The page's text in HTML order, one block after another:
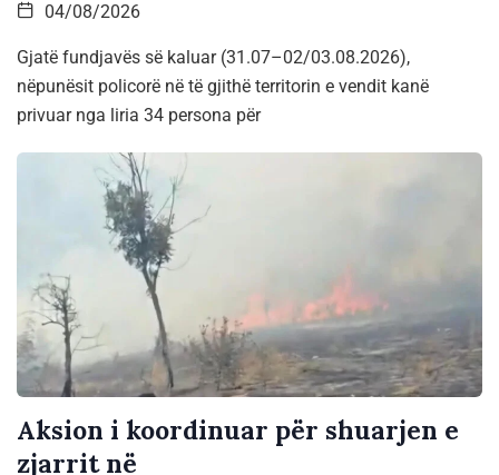
04/08/2026
Gjatë fundjavës së kaluar (31.07–02/03.08.2026),
nëpunësit policorë në të gjithë territorin e vendit kanë
privuar nga liria 34 persona për
Aksion i koordinuar për shuarjen e
zjarrit në